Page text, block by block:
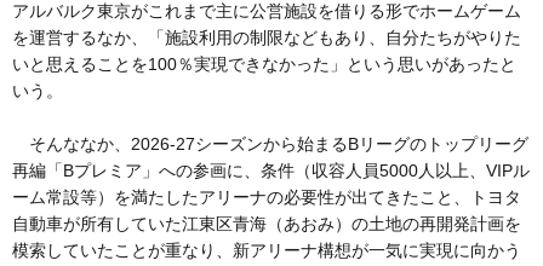
アルバルク東京がこれまで主に公営施設を借りる形でホームゲーム
を運営するなか、「施設利用の制限などもあり、自分たちがやりた
いと思えることを100％実現できなかった」という思いがあったと
いう。
そんななか、2026-27シーズンから始まるBリーグのトップリーグ
再編「Bプレミア」への参画に、条件（収容人員5000人以上、VIPル
ーム常設等）を満たしたアリーナの必要性が出てきたこと、トヨタ
自動車が所有していた江東区青海（あおみ）の土地の再開発計画を
模索していたことが重なり、新アリーナ構想が一気に実現に向かう